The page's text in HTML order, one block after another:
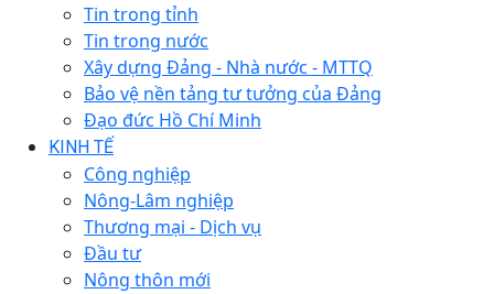
Tin trong tỉnh
Tin trong nước
Xây dựng Đảng - Nhà nước - MTTQ
Bảo vệ nền tảng tư tưởng của Đảng
Đạo đức Hồ Chí Minh
KINH TẾ
Công nghiệp
Nông-Lâm nghiệp
Thương mại - Dịch vụ
Đầu tư
Nông thôn mới